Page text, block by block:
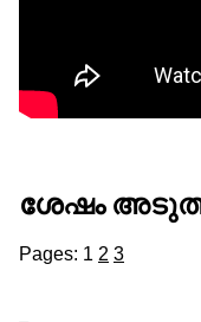
ശേഷം അടുത്ത
Pages: 1 2 3